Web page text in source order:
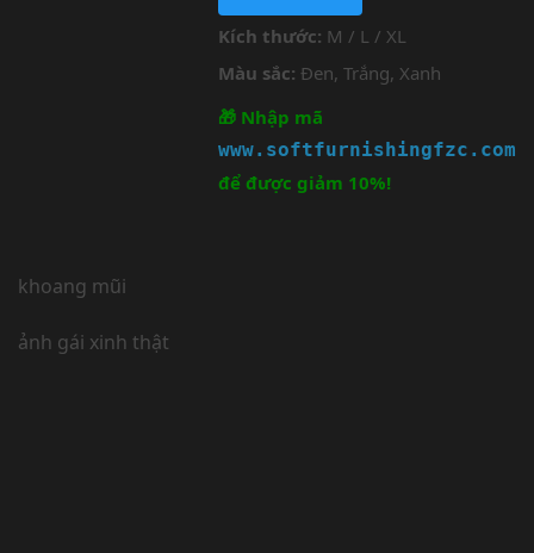
Kích thước: M / L / XL
Màu sắc: Đen, Trắng, Xanh
🎁 Nhập mã
www.softfurnishingfzc.com
để được giảm 10%!
khoang mũi
ảnh gái xinh thật